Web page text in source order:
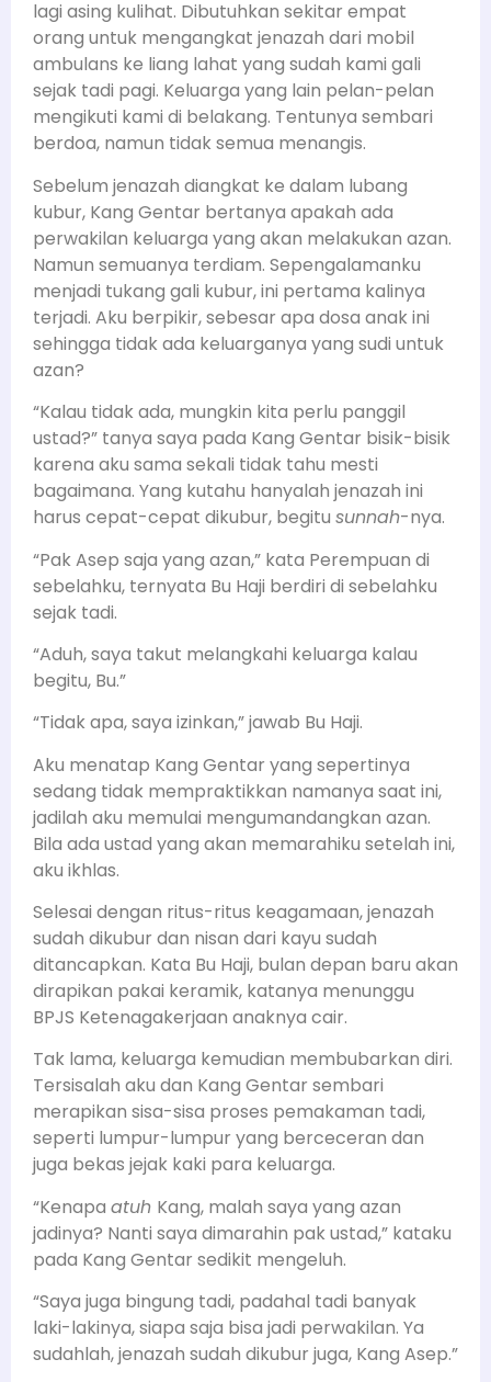
lagi asing kulihat. Dibutuhkan sekitar empat
orang untuk mengangkat jenazah dari mobil
ambulans ke liang lahat yang sudah kami gali
sejak tadi pagi. Keluarga yang lain pelan-pelan
mengikuti kami di belakang. Tentunya sembari
berdoa, namun tidak semua menangis.
Sebelum jenazah diangkat ke dalam lubang
kubur, Kang Gentar bertanya apakah ada
perwakilan keluarga yang akan melakukan azan.
Namun semuanya terdiam. Sepengalamanku
menjadi tukang gali kubur, ini pertama kalinya
terjadi. Aku berpikir, sebesar apa dosa anak ini
sehingga tidak ada keluarganya yang sudi untuk
azan?
“Kalau tidak ada, mungkin kita perlu panggil
ustad?” tanya saya pada Kang Gentar bisik-bisik
karena aku sama sekali tidak tahu mesti
bagaimana. Yang kutahu hanyalah jenazah ini
harus cepat-cepat dikubur, begitu sunnah-nya.
“Pak Asep saja yang azan,” kata Perempuan di
sebelahku, ternyata Bu Haji berdiri di sebelahku
sejak tadi.
“Aduh, saya takut melangkahi keluarga kalau
begitu, Bu.”
“Tidak apa, saya izinkan,” jawab Bu Haji.
Aku menatap Kang Gentar yang sepertinya
sedang tidak mempraktikkan namanya saat ini,
jadilah aku memulai mengumandangkan azan.
Bila ada ustad yang akan memarahiku setelah ini,
aku ikhlas.
Selesai dengan ritus-ritus keagamaan, jenazah
sudah dikubur dan nisan dari kayu sudah
ditancapkan. Kata Bu Haji, bulan depan baru akan
dirapikan pakai keramik, katanya menunggu
BPJS Ketenagakerjaan anaknya cair.
Tak lama, keluarga kemudian membubarkan diri.
Tersisalah aku dan Kang Gentar sembari
merapikan sisa-sisa proses pemakaman tadi,
seperti lumpur-lumpur yang berceceran dan
juga bekas jejak kaki para keluarga.
“Kenapa atuh Kang, malah saya yang azan
jadinya? Nanti saya dimarahin pak ustad,” kataku
pada Kang Gentar sedikit mengeluh.
“Saya juga bingung tadi, padahal tadi banyak
laki-lakinya, siapa saja bisa jadi perwakilan. Ya
sudahlah, jenazah sudah dikubur juga, Kang Asep.”